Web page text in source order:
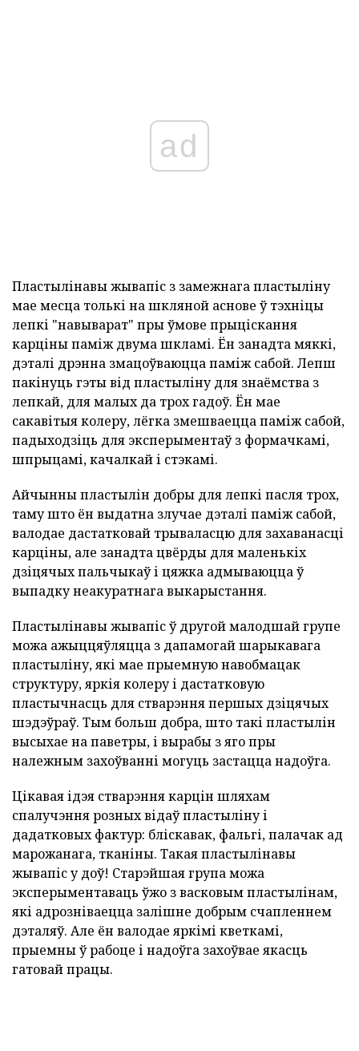
ad
Пластылінавы жывапіс з замежнага пластыліну
мае месца толькі на шкляной аснове ў тэхніцы
лепкі "навыварат" пры ўмове прыціскання
карціны паміж двума шкламі. Ён занадта мяккі,
дэталі дрэнна змацоўваюцца паміж сабой. Лепш
пакінуць гэты від пластыліну для знаёмства з
лепкай, для малых да трох гадоў. Ён мае
сакавітыя колеру, лёгка змешваецца паміж сабой,
падыходзіць для эксперыментаў з формачкамі,
шпрыцамі, качалкай і стэкамі.
Айчынны пластылін добры для лепкі пасля трох,
таму што ён выдатна злучае дэталі паміж сабой,
валодае дастатковай трываласцю для захаванасці
карціны, але занадта цвёрды для маленькіх
дзіцячых пальчыкаў і цяжка адмываюцца ў
выпадку неакуратнага выкарыстання.
Пластылінавы жывапіс ў другой малодшай групе
можа ажыццяўляцца з дапамогай шарыкавага
пластыліну, які мае прыемную навобмацак
структуру, яркія колеру і дастатковую
пластычнасць для стварэння першых дзіцячых
шэдэўраў. Тым больш добра, што такі пластылін
высыхае на паветры, і вырабы з яго пры
належным захоўванні могуць застацца надоўга.
Цікавая ідэя стварэння карцін шляхам
спалучэння розных відаў пластыліну і
дадатковых фактур: бліскавак, фальгі, палачак ад
марожанага, тканіны. Такая пластылінавы
жывапіс у доў! Старэйшая група можа
эксперыментаваць ўжо з васковым пластылінам,
які адрозніваецца залішне добрым счапленнем
дэталяў. Але ён валодае яркімі кветкамі,
прыемны ў рабоце і надоўга захоўвае якасць
гатовай працы.